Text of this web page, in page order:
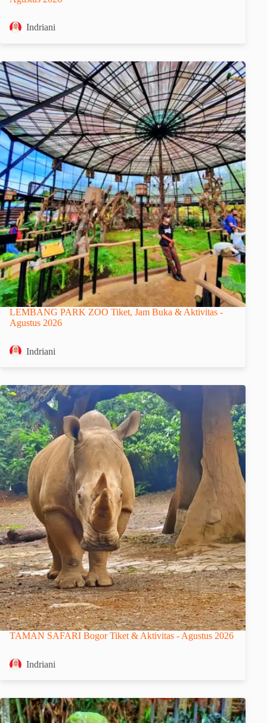
Indriani
LEMBANG PARK ZOO Tiket, Jam Buka & Aktivitas -
Agustus 2026
Indriani
TAMAN SAFARI Bogor Tiket & Aktivitas - Agustus 2026
Indriani